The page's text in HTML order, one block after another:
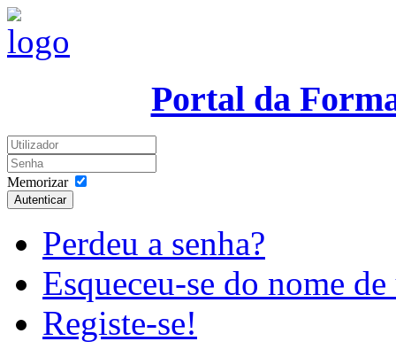
Portal da
Memorizar
Autenticar
Perdeu a senha?
Esqueceu-se do nome
Registe-se!